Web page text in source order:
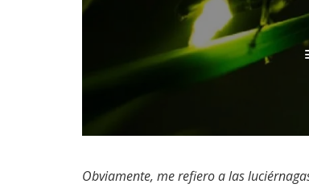
Obviamente, me refiero a las